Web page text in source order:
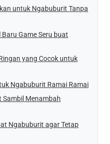
untuk Ngabuburit Tanpa
Game Seru buat
yang Cocok untuk
Ngabuburit Ramai Ramai
Sambil Menambah
Ngabuburit agar Tetap